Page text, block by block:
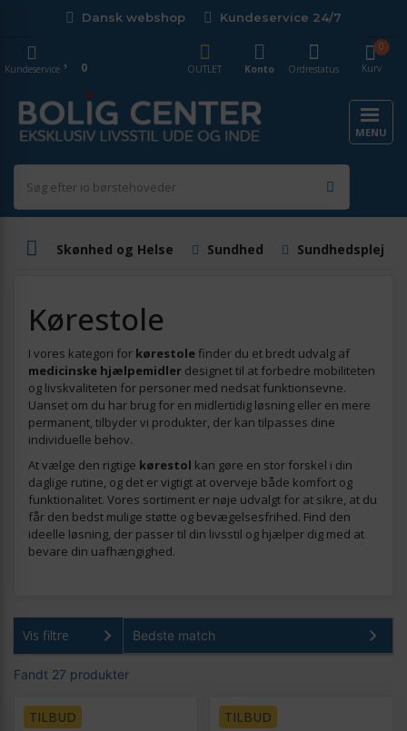
Dansk webshop Kundeservice 24/7
Kurv
0
OUTLET
Konto Ordrestatus
Kundeservice 0
MENU
Skønhed og Helse Sundhed
Kørestole
I vores kategori for kørestolefinder du et bredt udvalg af
medicinske hjælpemidler designet til at forbedre mobiliteten
og livskvaliteten for personer med nedsat funktionsevne.
Uanset om du har brug for en midlertidig løsning eller en mere
permanent, tilbyder vi produkter, der kan tilpasses dine
individuelle behov.
At vælge den rigtige kørestol kan gøre en stor forskel i din
daglige rutine, og det er vigtigt at overveje både komfort og
funktionalitet. Vores sortiment er nøje udvalgt for at sikre, at du
får den bedst mulige støtte og bevægelsesfrihed. Find den
ideelle løsning, der passer til din livsstil og hjælper dig med at
bevare din uafhængighed.
Vis filtre
Fandt 27 produkter
TILBUD TILBUD